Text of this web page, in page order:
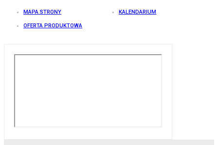
MAPA STRONY KALENDARIUM
OFERTA PRODUKTOWA